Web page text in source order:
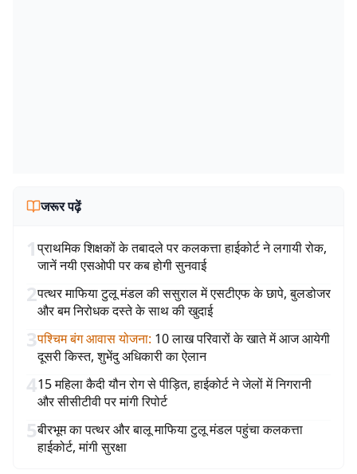
जरूर पढ़ें
1प्राथमिक शिक्षकों के तबादले पर कलकत्ता हाईकोर्ट ने लगायी रोक,
जानें नयी एसओपी पर कब होगी सुनवाई
2पत्थर माफिया टुलू मंडल की ससुराल में एसटीएफ के छापे, बुलडोजर
और बम निरोधक दस्ते के साथ की खुदाई
3पश्चिम बंग आवास योजना: 10 लाख परिवारों के खाते में आज आयेगी
दूसरी किस्त, शुभेंदु अधिकारी का ऐलान
415 महिला कैदी यौन रोग से पीड़ित, हाईकोर्ट ने जेलों में निगरानी
और सीसीटीवी पर मांगी रिपोर्ट
5बीरभूम का पत्थर और बालू माफिया टुलू मंडल पहुंचा कलकत्ता
हाईकोर्ट, मांगी सुरक्षा